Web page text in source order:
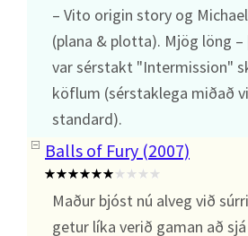
– Vito origin story og
(plana & plotta). Mjög löng –
var sérstakt "Intermission"
köflum (sérstaklega miðað
standard).
Balls of Fury (2007)
Maður bjóst nú alveg við
getur líka verið gaman að